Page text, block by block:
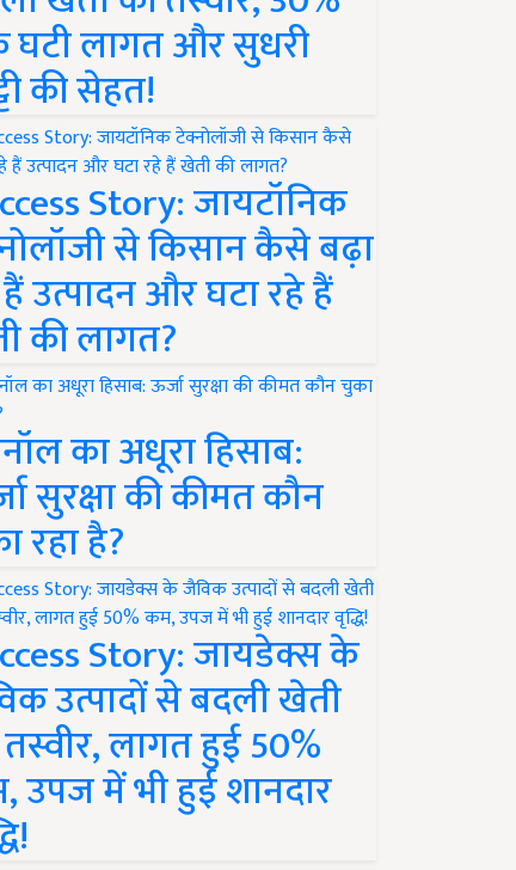
लागत और सुधरी
की सेहत!
Story: जायटॉनिक
से किसान कैसे बढ़ा
उत्पादन और घटा रहे हैं
की लागत?
का अधूरा हिसाब:
सुरक्षा की कीमत कौन
रहा है?
Story: जायडेक्स के
उत्पादों से बदली खेती
लागत हुई 50%
उपज में भी हुई शानदार